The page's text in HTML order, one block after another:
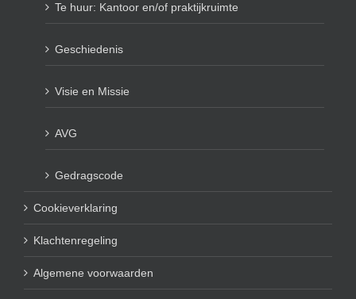
Te huur: Kantoor en/of praktijkruimte
Geschiedenis
Visie en Missie
AVG
Gedragscode
Cookieverklaring
Klachtenregeling
Algemene voorwaarden